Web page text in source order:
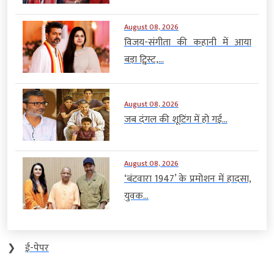
August 08, 2026
विजय-संगीता की कहानी में आया
बड़ा ट्विस्ट,...
August 08, 2026
जब दंगल की शूटिंग में हो गई...
August 08, 2026
‘बंटवारा 1947’ के प्रमोशन में हादसा,
युवक...
❯
ई-पेपर